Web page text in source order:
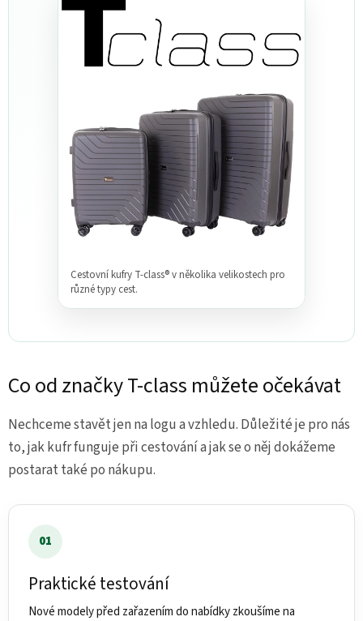
Cestovní kufry T-class® v několika velikostech pro
různé typy cest.
Co od značky T-class můžete očekávat
Nechceme stavět jen na logu a vzhledu. Důležité je pro nás
to, jak kufr funguje při cestování a jak se o něj dokážeme
postarat také po nákupu.
01
Praktické testování
Nové modely před zařazením do nabídky zkoušíme na